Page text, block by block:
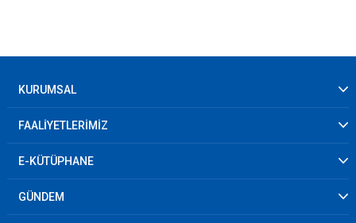
KURUMSAL
FAALİYETLERİMİZ
E-KÜTÜPHANE
GÜNDEM